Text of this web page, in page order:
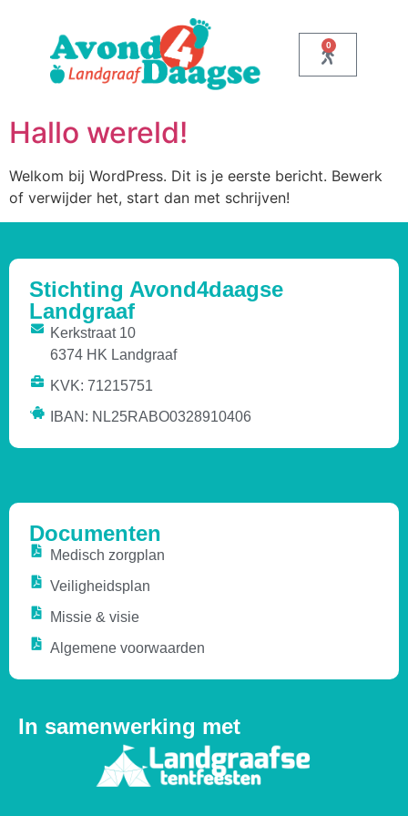
0
Hallo wereld!
Welkom bij WordPress. Dit is je eerste bericht. Bewerk
of verwijder het, start dan met schrijven!
Stichting Avond4daagse
Landgraaf
Kerkstraat 10
6374 HK Landgraaf
KVK: 71215751
IBAN: NL25RABO0328910406
Documenten
Medisch zorgplan
Veiligheidsplan
Missie & visie
Algemene voorwaarden
In samenwerking met